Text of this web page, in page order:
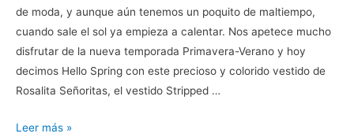
de moda, y aunque aún tenemos un poquito de maltiempo,
cuando sale el sol ya empieza a calentar. Nos apetece mucho
disfrutar de la nueva temporada Primavera-Verano y hoy
decimos Hello Spring con este precioso y colorido vestido de
Rosalita Señoritas, el vestido Stripped …
Hello
Leer más »